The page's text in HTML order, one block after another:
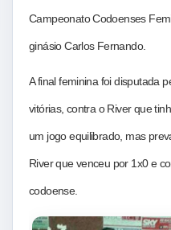
Campeonato Codoenses
ginásio Carlos Fernando.
A final feminina foi disputada
vitórias, contra o River que
um jogo equilibrado, mas
River que venceu por 1x0 e
codoense.